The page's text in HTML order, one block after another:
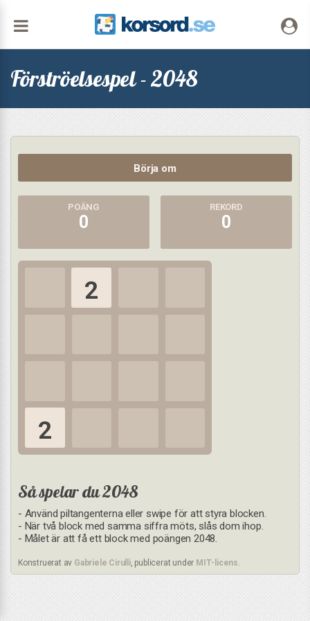
Förströelsespel - 2048
Börja om
0 0
2
2
Så spelar du 2048
- Använd piltangenterna eller swipe för att styra blocken.
- När två block med samma siffra möts, slås dom ihop.
- Målet är att få ett block med poängen 2048.
Konstruerat av Gabriele Cirulli, publicerat under MIT-licens.